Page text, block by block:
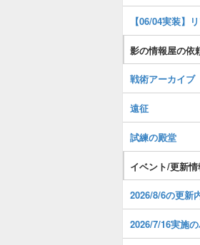
【06/04実装】
影の情報屋の依
戦術アーカイブ
遠征
試練の殿堂
イベント/更新情
2026/8/6の更新
2026/7/16実施